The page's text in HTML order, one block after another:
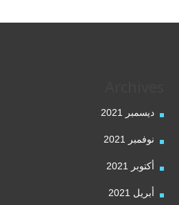
ديسمبر 2021
نوفمبر 2021
أكتوبر 2021
أبريل 2021